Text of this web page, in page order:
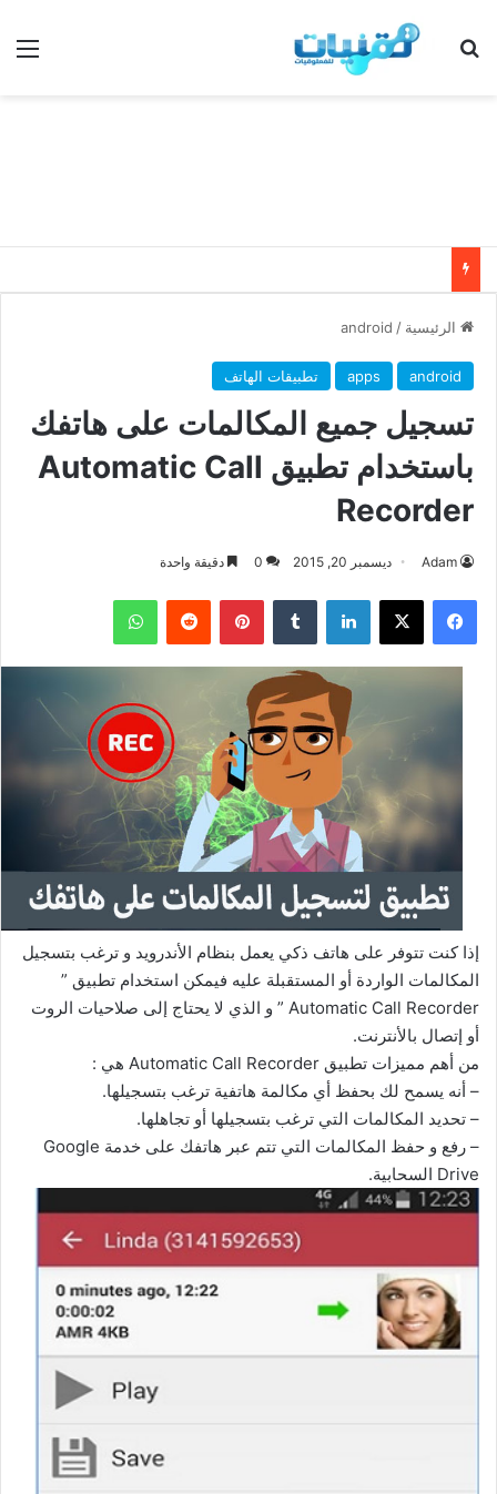
بحث عن
الرئيسية /
android
android
apps تطبيقات الهاتف
تسجيل جميع المكالمات على هاتفك
باستخدام تطبيق Automatic Call
Recorder
Adam ديسمبر 20, 2015 0 دقيقة واحدة
فيسبوك ‫X لينكدإن بينتيريست واتساب
إذا كنت تتوفر على هاتف ذكي يعمل بنظام الأندرويد و ترغب بتسجيل
المكالمات الواردة أو المستقبلة عليه فيمكن استخدام تطبيق ”
Automatic Call Recorder ” و الذي لا يحتاج إلى صلاحيات الروت
أو إتصال بالأنترنت.
من أهم مميزات تطبيق Automatic Call Recorder هي :
– أنه يسمح لك بحفظ أي مكالمة هاتفية ترغب بتسجيلها.
– تحديد المكالمات التي ترغب بتسجيلها أو تجاهلها.
– رفع و حفظ المكالمات التي تتم عبر هاتفك على خدمة Google
Drive السحابية.